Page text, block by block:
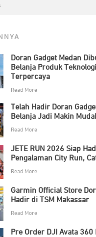
Doran Gadget Medan
Belanja Produk
Terpercaya
Read More
Telah Hadir Doran
Belanja Jadi Makin
Read More
JETE RUN 2026 Siap
Pengalaman City Run,
Read More
Garmin Official Store
Hadir di TSM Makassar
Read More
Pre Order DJI Avata 360